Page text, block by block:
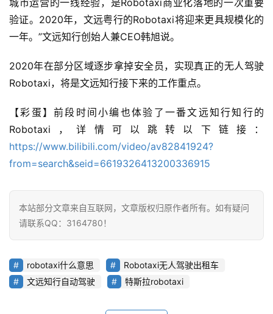
城市运营的一线经验，是Robotaxi商业化落地的一次重要
验证。2020年，文远粤行的Robotaxi将迎来更具规模化的
一年。”文远知行创始人兼CEO韩旭说。
2020年在部分区域逐步拿掉安全员，实现真正的无人驾驶
Robotaxi，将是文远知行接下来的工作重点。
【彩蛋】前段时间小编也体验了一番文远知行知行的
Robotaxi，详情可以跳转以下链接：
https://www.bilibili.com/video/av82841924?
from=search&seid=6619326413200336915
本站部分文章来自互联网，文章版权归原作者所有。如有疑问
请联系QQ：3164780！
robotaxi什么意思
Robotaxi无人驾驶出租车
文远知行自动驾驶
特斯拉robotaxi